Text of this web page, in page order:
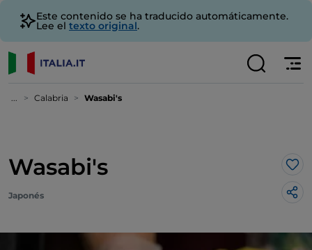
Este contenido se ha traducido automáticamente.
Lee el texto original.
... Calabria Wasabi's
Wasabi's Me
Japonés